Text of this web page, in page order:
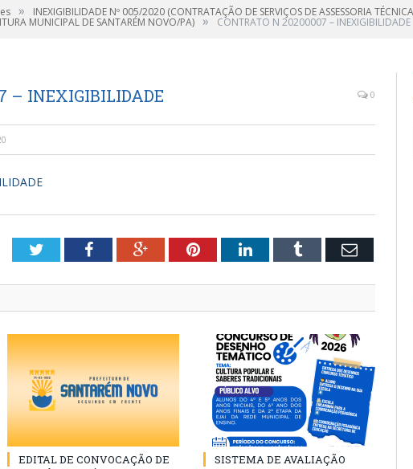
» INEXIGIBILIDADE Nº 005/2020 (CONTRATAÇÃO DE SERVIÇOS DE ASSESSORIA
MUNICIPAL DE SANTARÉM NOVO/PA) » CONTRATO N 20200007 – INEXIGIBILIDADE
– INEXIGIBILIDADE 0
TwitterFacebookGoogle+PinterestLinkedInTumblr Email
EDITAL DE CONVOCAÇÃO DE
SISTEMA DE AVALIAÇÃO